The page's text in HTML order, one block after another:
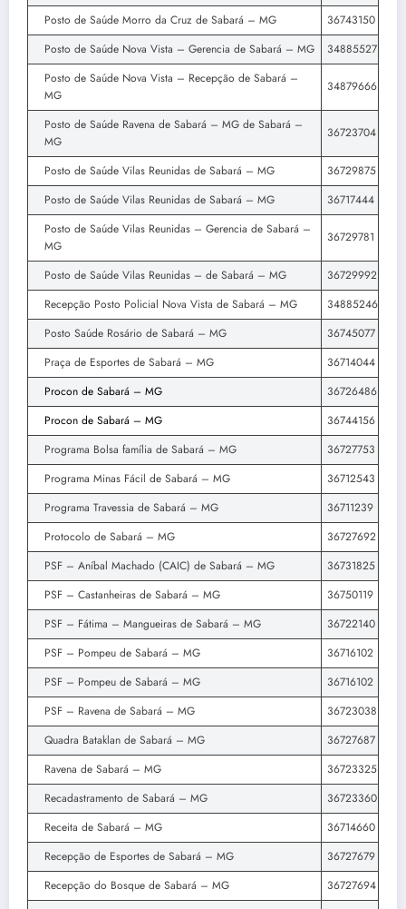
Posto de Saúde Morro da Cruz de Sabará – MG
36743150
Posto de Saúde Nova Vista – Gerencia de Sabará – MG
34885527
Posto de Saúde Nova Vista – Recepção de Sabará –
MG
34879666
Posto de Saúde Ravena de Sabará – MG de Sabará –
MG
36723704
Posto de Saúde Vilas Reunidas de Sabará – MG
36729875
Posto de Saúde Vilas Reunidas de Sabará – MG
36717444
Posto de Saúde Vilas Reunidas – Gerencia de Sabará –
MG
36729781
Posto de Saúde Vilas Reunidas – de Sabará – MG
36729992
Recepção Posto Policial Nova Vista de Sabará – MG
34885246
Posto Saúde Rosário de Sabará – MG
36745077
Praça de Esportes de Sabará – MG
36714044
Procon de Sabará – MG
36726486
Procon de Sabará – MG
36744156
Programa Bolsa família de Sabará – MG
36727753
Programa Minas Fácil de Sabará – MG
36712543
Programa Travessia de Sabará – MG
36711239
Protocolo de Sabará – MG
36727692
PSF – Aníbal Machado (CAIC) de Sabará – MG
36731825
PSF – Castanheiras de Sabará – MG
36750119
PSF – Fátima – Mangueiras de Sabará – MG
36722140
PSF – Pompeu de Sabará – MG
36716102
PSF – Pompeu de Sabará – MG
36716102
PSF – Ravena de Sabará – MG
36723038
Quadra Bataklan de Sabará – MG
36727687
Ravena de Sabará – MG
36723325
Recadastramento de Sabará – MG
36723360
Receita de Sabará – MG
36714660
Recepção de Esportes de Sabará – MG
36727679
Recepção do Bosque de Sabará – MG
36727694